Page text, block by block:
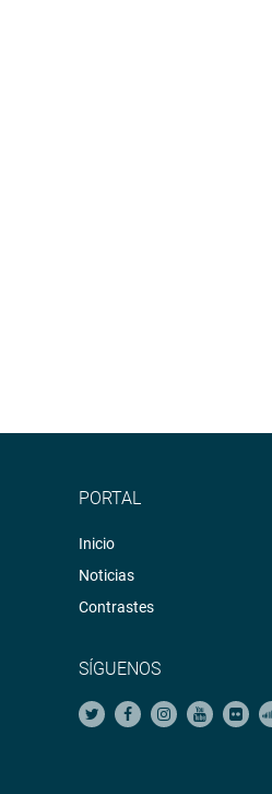
PORTAL
Inicio
Noticias
Contrastes
SÍGUENOS